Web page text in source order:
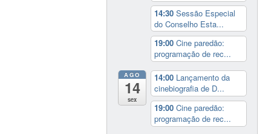
14:30Sessão Especial
do Conselho Esta...
19:00Cine paredão:
programação de rec...
AGO
14
sex
14:00 Lançamento da
cinebiografia de D...
19:00Cine paredão:
programação de rec...